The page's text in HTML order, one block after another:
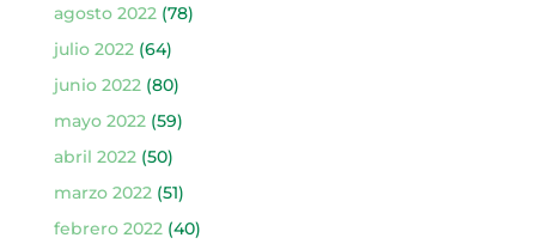
agosto 2022(78)
julio 2022(64)
junio 2022(80)
mayo 2022(59)
abril 2022(50)
marzo 2022(51)
febrero 2022(40)